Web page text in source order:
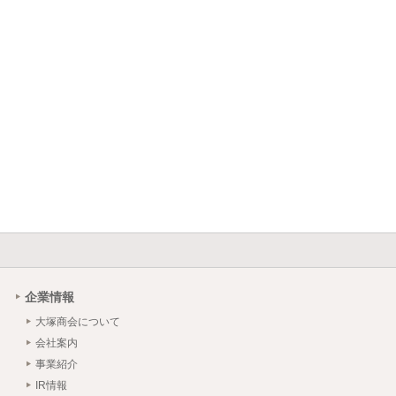
企業情報
大塚商会について
会社案内
事業紹介
IR情報